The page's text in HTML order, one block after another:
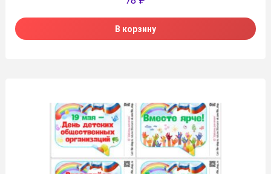
В корзину